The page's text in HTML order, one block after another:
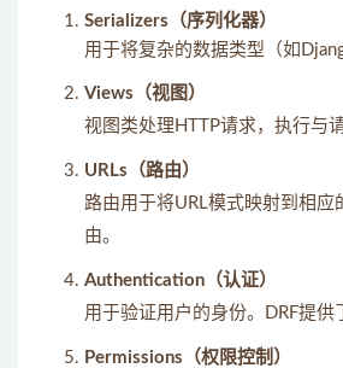
Serializers（序列化器）
用于将复杂的数据类型（如
Views（视图）
视图类处理HTTP请求，执行与
URLs（路由）
路由用于将URL模式映射到相应
由。
Authentication（认证）
用于验证用户的身份。DRF提供
Permissions（权限控制）